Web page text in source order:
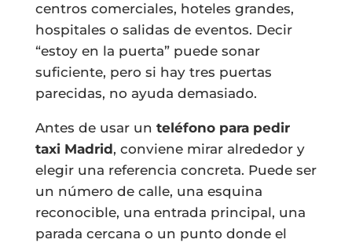
centros comerciales, hoteles grandes,
hospitales o salidas de eventos. Decir
“estoy en la puerta” puede sonar
suficiente, pero si hay tres puertas
parecidas, no ayuda demasiado.
Antes de usar un teléfono para pedir
taxi Madrid, conviene mirar alrededor y
elegir una referencia concreta. Puede ser
un número de calle, una esquina
reconocible, una entrada principal, una
parada cercana o un punto donde el